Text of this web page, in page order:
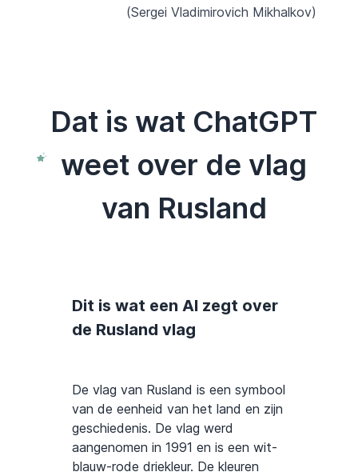
(Sergei Vladimirovich Mikhalkov)
Dat is wat ChatGPT
weet over de vlag
van Rusland
Dit is wat een AI zegt over
de Rusland vlag
De vlag van Rusland is een symbool
van de eenheid van het land en zijn
geschiedenis. De vlag werd
aangenomen in 1991 en is een wit-
blauw-rode driekleur. De kleuren